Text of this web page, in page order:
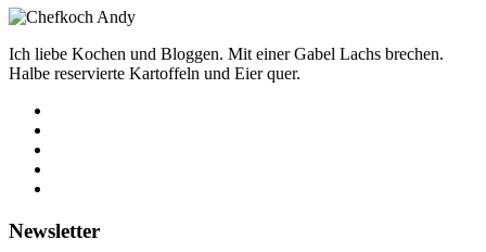
Ich liebe Kochen und Bloggen. Mit einer Gabel Lachs brechen.
Halbe reservierte Kartoffeln und Eier quer.
Newsletter